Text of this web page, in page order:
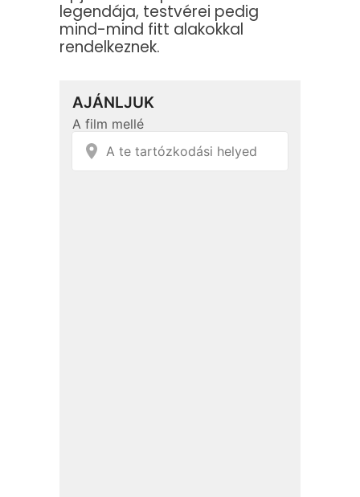
legendája, testvérei pedig
mind-mind fitt alakokkal
rendelkeznek.